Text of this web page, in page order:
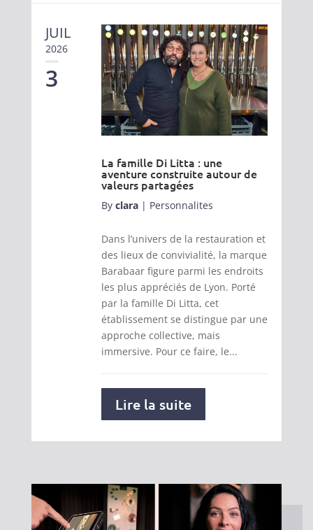
JUIL
2026
3
La famille Di Litta : une
aventure construite autour de
valeurs partagées
By clara| Personnalites
Dans l’univers de la restauration et
des lieux de convivialité, la marque
Barabaar figure parmi les endroits
les plus appréciés de Lyon. Porté
par la famille Di Litta, cet
établissement se distingue par une
approche collective, mais
immersive. Pour ce faire, le...
Lire la suite